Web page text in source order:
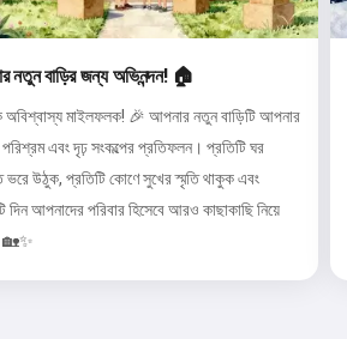
নতুন বাড়ির জন্য অভিনন্দন! 🏠
অবিশ্বাস্য মাইলফলক! 🎉 আপনার নতুন বাড়িটি আপনার
এবং দৃঢ় সংকল্পের প্রতিফলন। প্রতিটি ঘর
ভরে উঠুক, প্রতিটি কোণে সুখের স্মৃতি থাকুক এবং
দিন আপনাদের পরিবার হিসেবে আরও কাছাকাছি নিয়ে